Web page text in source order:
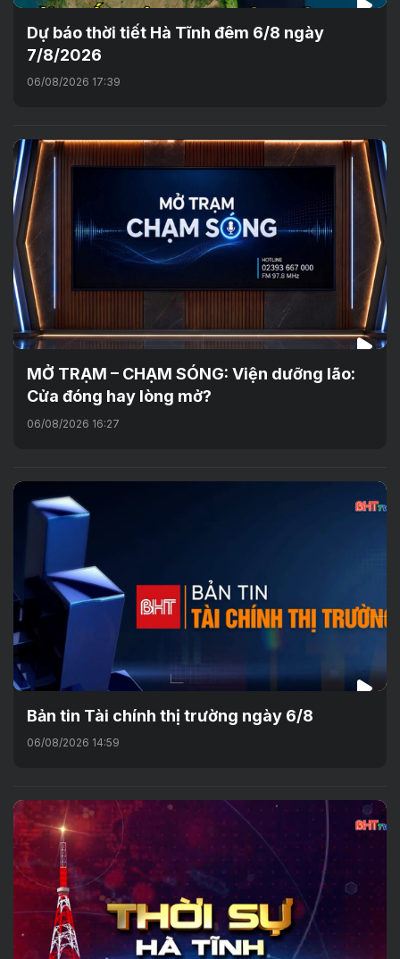
Dự báo thời tiết Hà Tĩnh đêm 6/8 ngày
7/8/2026
06/08/2026 17:39
MỞ TRẠM – CHẠM SÓNG: Viện dưỡng lão:
Cửa đóng hay lòng mở?
06/08/2026 16:27
Bản tin Tài chính thị trường ngày 6/8
06/08/2026 14:59